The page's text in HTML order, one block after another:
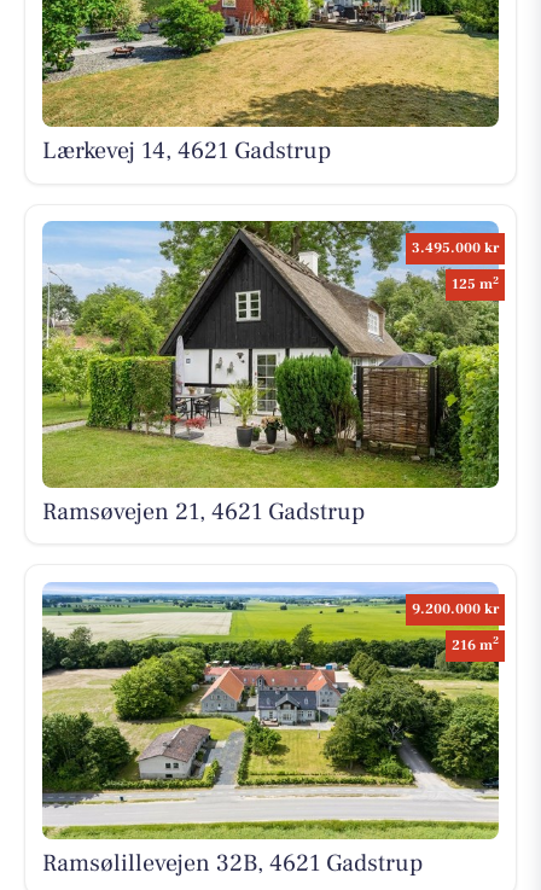
Lærkevej 14, 4621 Gadstrup
3.495.000 kr
125 m2
Ramsøvejen 21, 4621 Gadstrup
9.200.000 kr
216 m2
Ramsølillevejen 32B, 4621 Gadstrup